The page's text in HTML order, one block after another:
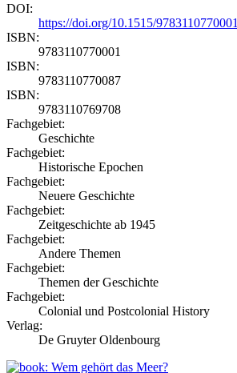
DOI:
https://doi.org/10.1515/9783110770001
ISBN:
9783110770001
ISBN:
9783110770087
ISBN:
9783110769708
Fachgebiet:
Geschichte
Fachgebiet:
Historische Epochen
Fachgebiet:
Neuere Geschichte
Fachgebiet:
Zeitgeschichte ab 1945
Fachgebiet:
Andere Themen
Fachgebiet:
Themen der Geschichte
Fachgebiet:
Colonial und Postcolonial History
Verlag:
De Gruyter Oldenbourg